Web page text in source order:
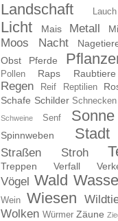
Landschaft Lauch
Licht Mais Metall
Moos Nacht
Obst Pferde
Pollen Raps Raubtiere
Regen Reif Reptilien
Schafe Schilder Schnecken
Schweine Senf Sonne
Spinnweben Stadt
Straßen Stroh
Treppen Verfall
Vögel Wald
Wein Wiesen
Wolken Würmer Zäune